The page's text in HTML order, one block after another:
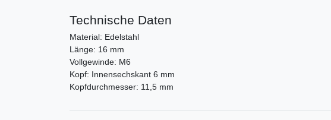
Technische Daten
Material: Edelstahl
Länge: 16 mm
Vollgewinde: M6
Kopf: Innensechskant 6 mm
Kopfdurchmesser: 11,5 mm